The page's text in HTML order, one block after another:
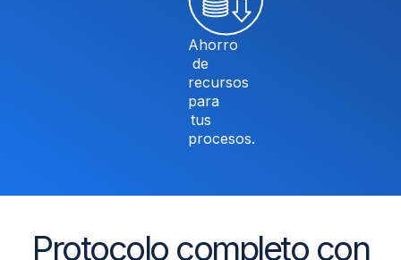
Ahorro
de
recursos
para
tus
procesos.
Protocolo completo con